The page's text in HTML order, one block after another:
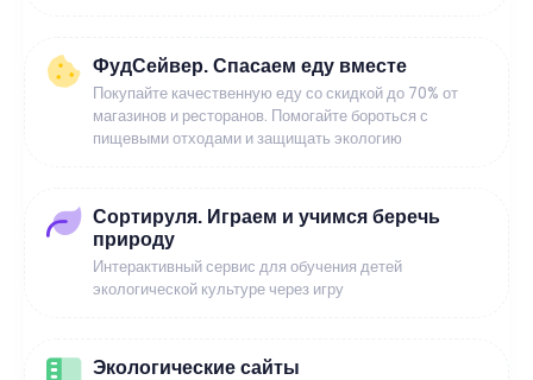
ФудСейвер. Спасаем еду вместе
Покупайте качественную еду со скидкой до 70% от
магазинов и ресторанов. Помогайте бороться с
пищевыми отходами и защищать экологию
Сортируля. Играем и учимся беречь
природу
Интерактивный сервис для обучения детей
экологической культуре через игру
Экологические сайты